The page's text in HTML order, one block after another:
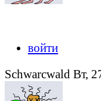
войти
Schwarcwald Вт,